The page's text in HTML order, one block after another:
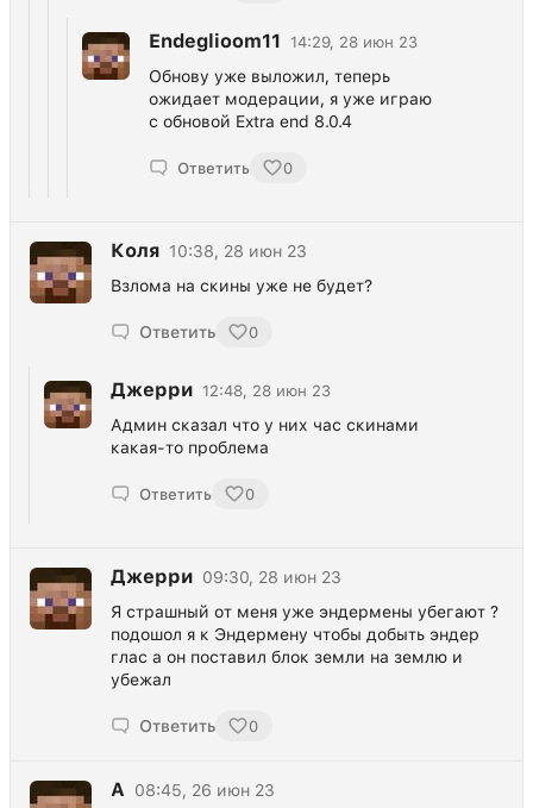
Endeglioom11 14:29, 28 июн 23
Обнову уже выложил, теперь
ожидает модерации, я уже играю
с обновой Extra end 8.0.4
Ответить 0
Коля 10:38, 28 июн 23
Взлома на скины уже не будет?
Ответить 0
Джерри 12:48, 28 июн 23
Админ сказал что у них час скинами
какая-то проблема
Ответить 0
Джерри 09:30, 28 июн 23
Я страшный от меня уже эндермены убегают ?
подошол я к Эндермену чтобы добыть эндер
глас а он поставил блок земли на землю и
убежал
Ответить 0
А
08:45, 26 июн 23